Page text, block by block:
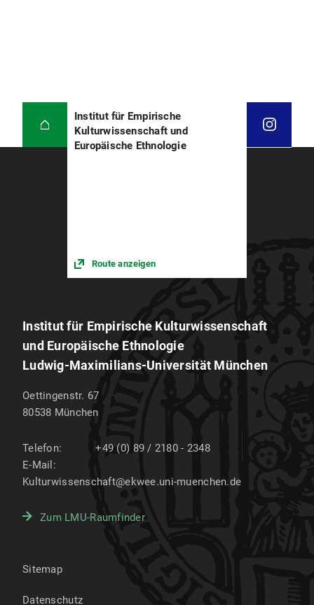
Institut für Empirische
Kulturwissenschaft und
Europäische Ethnologie
Route anzeigen
Institut für Empirische Kulturwissenschaft
und Europäische Ethnologie
Ludwig-Maximilians-Universität München
Oettingenstr. 67
80538 München
Telefon:
+49 (0) 89 / 2180 - 2348
E-Mail:
Kulturwissenschaft@ekwee.uni-muenchen.de
Zum LMU-Raumfinder
Sitemap
Datenschutz